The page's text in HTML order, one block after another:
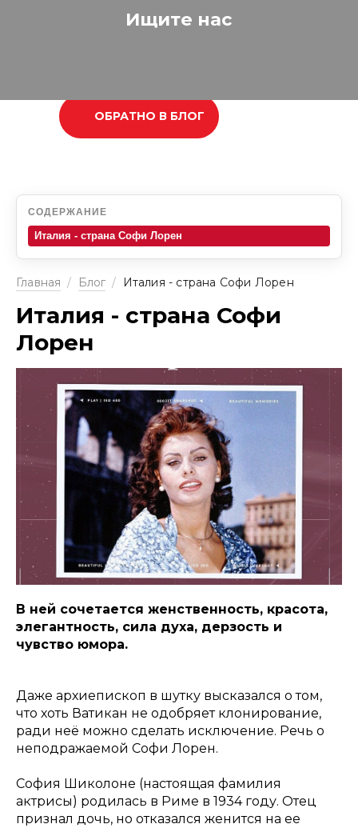
Ищите нас
ОБРАТНО В БЛОГ
СОДЕРЖАНИЕ
Италия - страна Софи Лорен
Главная / Блог / Италия - страна Софи Лорен
Италия - страна Софи
Лорен
В ней сочетается женственность, красота,
элегантность, сила духа, дерзость и
чувство юмора.
Даже архиепископ в шутку высказался о том,
что хоть Ватикан не одобряет клонирование,
ради неё можно сделать исключение. Речь о
неподражаемой Софи Лорен.
София Шиколоне (настоящая фамилия
актрисы) родилась в Риме в 1934 году. Отец
признал дочь, но отказался женится на ее